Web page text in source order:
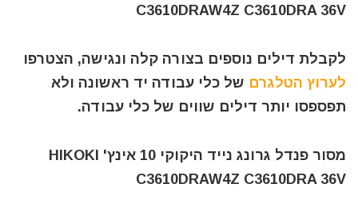
C3610DRAW4Z C3610DRA 36V
לקבלת דילים נוספים בצורה קלה ונגישה, הצטרפו
לערוץ הטלגרם של כלי עבודה יד ראשונה ולא
תפספסו יותר דילים שווים של כלי עבודה.
מסור פנדל גרונג נייד היקוקי 10 אינץ' HIKOKI
C3610DRAW4Z C3610DRA 36V